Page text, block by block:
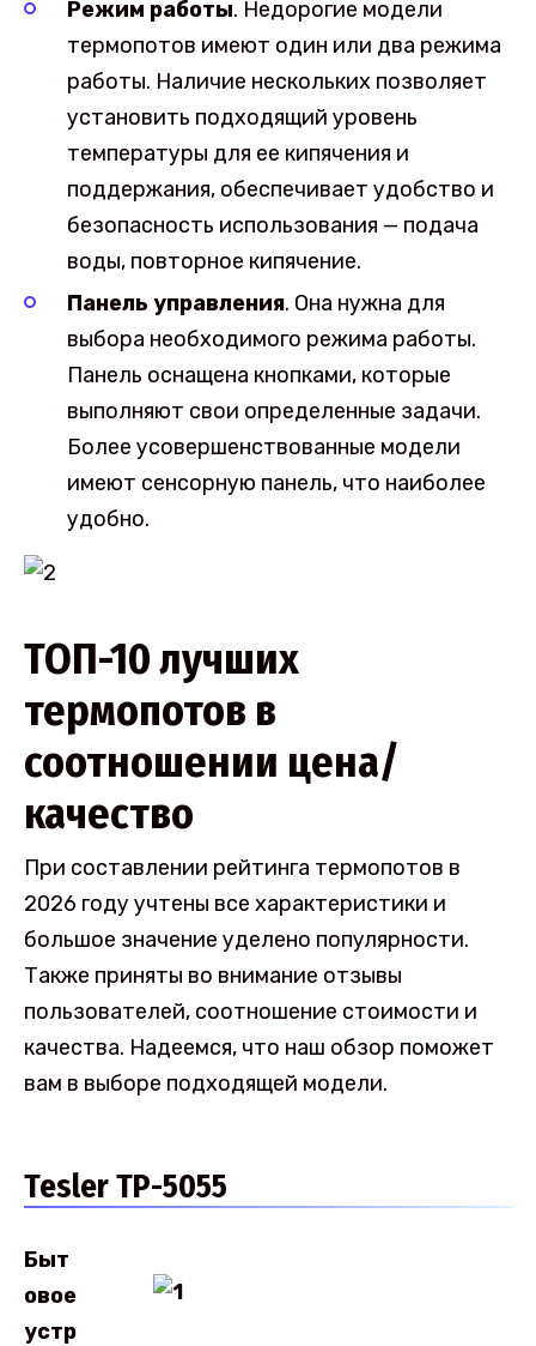
Режим работы. Недорогие модели
термопотов имеют один или два режима
работы. Наличие нескольких позволяет
установить подходящий уровень
температуры для ее кипячения и
поддержания, обеспечивает удобство и
безопасность использования — подача
воды, повторное кипячение.
Панель управления. Она нужна для
выбора необходимого режима работы.
Панель оснащена кнопками, которые
выполняют свои определенные задачи.
Более усовершенствованные модели
имеют сенсорную панель, что наиболее
удобно.
ТОП-10 лучших
термопотов в
соотношении цена/
качество
При составлении рейтинга термопотов в
2026 году учтены все характеристики и
большое значение уделено популярности.
Также приняты во внимание отзывы
пользователей, соотношение стоимости и
качества. Надеемся, что наш обзор поможет
вам в выборе подходящей модели.
Tesler TP-5055
Быт
овое
устр